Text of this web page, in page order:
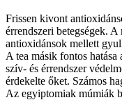
Frissen kivont
érrendszeri betegségek.
antioxidánsok mellett
A tea másik fontos
szív- és érrendszer
érdekelte őket. Számos
Az egyiptomiak múmiák